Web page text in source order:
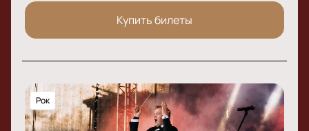
Купить билеты
Рок